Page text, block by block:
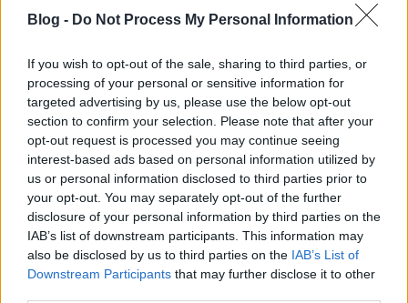
Blog - Do Not Process My Personal Information
If you wish to opt-out of the sale, sharing to third parties, or
processing of your personal or sensitive information for
targeted advertising by us, please use the below opt-out
section to confirm your selection. Please note that after your
opt-out request is processed you may continue seeing
interest-based ads based on personal information utilized by
us or personal information disclosed to third parties prior to
your opt-out. You may separately opt-out of the further
disclosure of your personal information by third parties on the
IAB’s list of downstream participants. This information may
also be disclosed by us to third parties on the IAB’s List of
Downstream Participants that may further disclose it to other
Két hétig nem lesz új rész az RTL
premier sorozatából
Jasinka Ádám•2018. február 13.
Az év első hetében indult az RTL Magyarország
kábelcsatornáján nem sokkal az amerikai premier